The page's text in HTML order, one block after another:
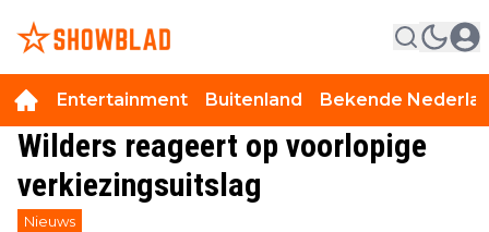
Entertainment Buitenland Bekende
Wilders reageert op voorlopige
verkiezingsuitslag
Nieuws